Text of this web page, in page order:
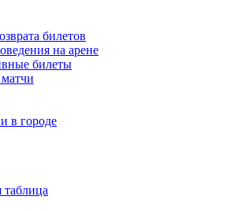
билетов
на арене
билеты
в городе
таблица